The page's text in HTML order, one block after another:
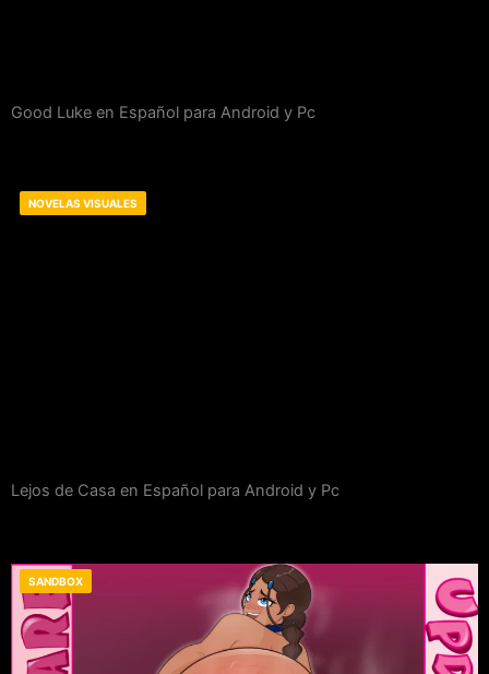
Good Luke en Español para Android y Pc
NOVELAS VISUALES
Lejos de Casa en Español para Android y Pc
SANDBOX